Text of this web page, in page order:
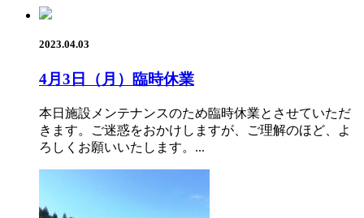
2023.04.03
4月3日（月）臨時休業
本日施設メンテナンスのため臨時休業とさせていただ
きます。ご迷惑をおかけしますが、ご理解のほど、よ
ろしくお願いいたします。...